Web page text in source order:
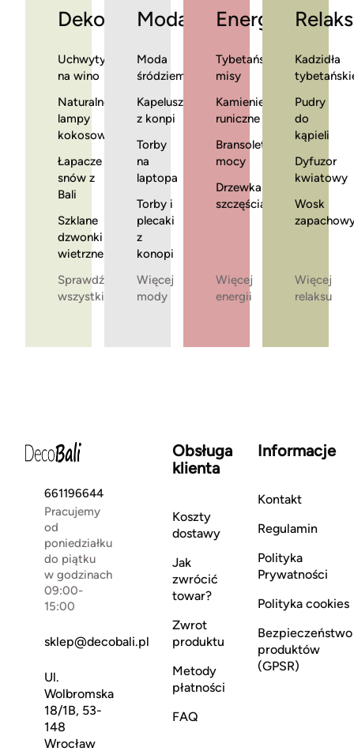
Dekoracje
Uchwyty
na wino
Naturalne
lampy
kokosowe
Łapacze
snów z
Bali
Szklane
dzwonki
wietrzne
Sprawdź
wszystkie
Moda
Moda
śródziemnomorska
Kapelusze
z konpi
Torby
na
laptopa
Torby i
plecaki
z
konopi
Więcej
mody
Energia
Tybetańskie
misy
Kamienie
runiczne
Bransoletki
mocy
Drzewka
szczęścia
Więcej
energii
Relaks
Kadzidła
Pudry
do
kąpieli
Dyfuzor
kwiatowy
Wosk
Więcej
relaksu
661196644
Pracujemy
od
poniedziałku
do piątku
w godzinach
09:00-
15:00
sklep@decobali.pl
Ul.
Wolbromska
18/1B, 53-
148
Wrocław
Obsługa
klienta
Koszty
dostawy
Jak
zwrócić
towar?
Zwrot
produktu
Metody
płatności
FAQ
Informacje
Kontakt
Regulamin
Polityka
Prywatności
Polityka cookies
Bezpieczeństwo
produktów
(GPSR)